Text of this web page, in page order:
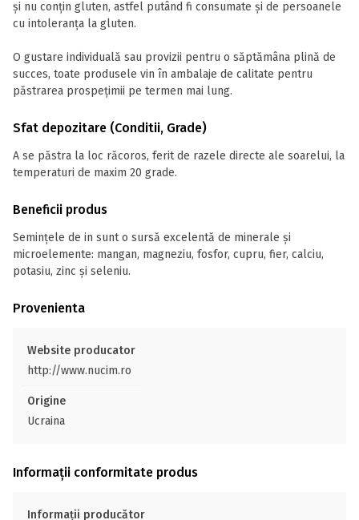
și nu conțin gluten, astfel putând fi consumate și de persoanele
cu intoleranţa la gluten.
O gustare individuală sau provizii pentru o săptămâna plină de
succes, toate produsele vin în ambalaje de calitate pentru
păstrarea prospețimii pe termen mai lung.
Sfat depozitare (Conditii, Grade)
A se păstra la loc răcoros, ferit de razele directe ale soarelui, la
temperaturi de maxim 20 grade.
Beneficii produs
Semințele de in sunt o sursă excelentă de minerale și
microelemente: mangan, magneziu, fosfor, cupru, fier, calciu,
potasiu, zinc şi seleniu.
Provenienta
Website producator
http://www.nucim.ro
Origine
Ucraina
Informații conformitate produs
Informații producător